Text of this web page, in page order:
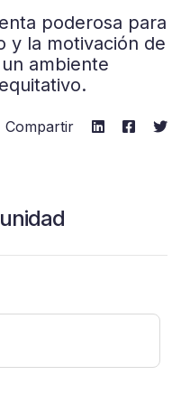
poderosa para
y la motivación de
ambiente
Compartir